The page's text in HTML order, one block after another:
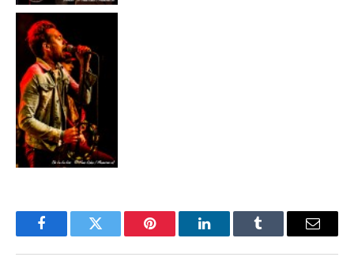
FacebookTwitter Pinterest LinkedInTumblr Email